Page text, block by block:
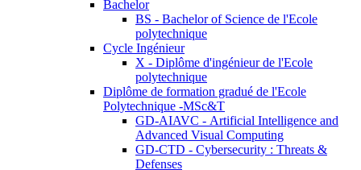
Bachelor
BS - Bachelor of Science de l'Ecole
polytechnique
Cycle Ingénieur
X - Diplôme d'ingénieur de l'Ecole
polytechnique
Diplôme de formation gradué de l'Ecole
Polytechnique -MSc&T
GD-AIAVC - Artificial Intelligence and
Advanced Visual Computing
GD-CTD - Cybersecurity : Threats &
Defenses